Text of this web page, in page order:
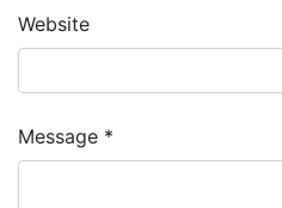
Website
Message *